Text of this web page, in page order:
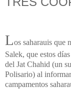
Los saharauis que
Salek, que estos
del Jat Chahid (un
Polisario) al
campamentos